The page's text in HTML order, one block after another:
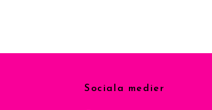
Sociala medier